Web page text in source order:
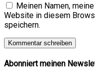
Meinen Namen,
Website in diesem
speichern.
Abonniert meinen